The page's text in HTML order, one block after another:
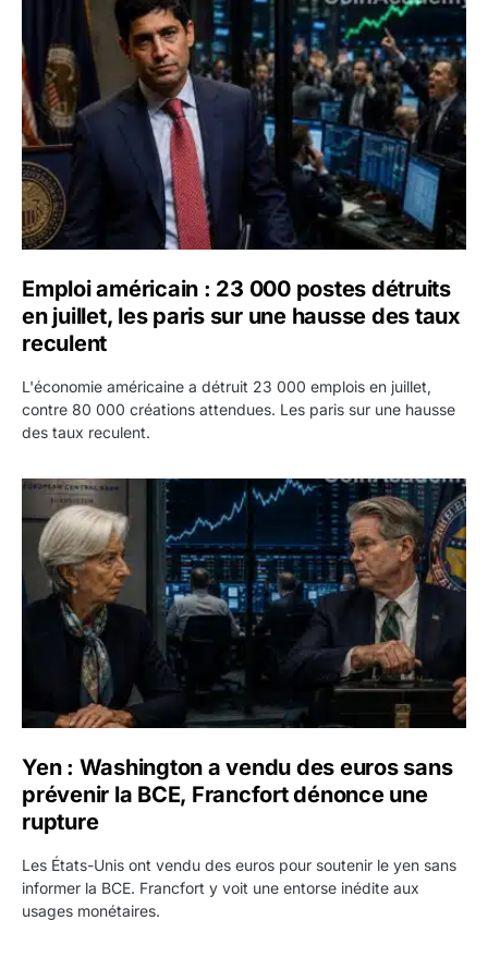
Emploi américain : 23 000 postes détruits en juillet, les
Emploi américain : 23 000 postes détruits
en juillet, les paris sur une hausse des taux
reculent
L'économie américaine a détruit 23 000 emplois en juillet,
contre 80 000 créations attendues. Les paris sur une hausse
des taux reculent.
Yen : Washington a vendu des euros sans prévenir la
Yen : Washington a vendu des euros sans
prévenir la BCE, Francfort dénonce une
rupture
Les États-Unis ont vendu des euros pour soutenir le yen sans
informer la BCE. Francfort y voit une entorse inédite aux
usages monétaires.